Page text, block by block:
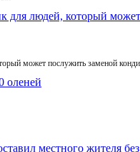
может послужить заменой